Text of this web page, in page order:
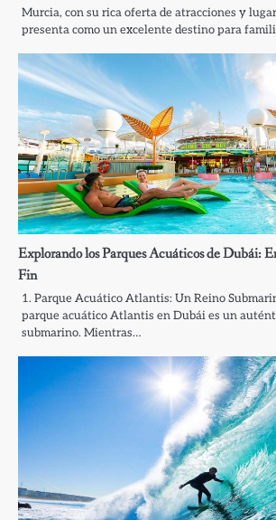
Murcia, con su rica oferta de atracciones y
presenta como un excelente destino para
Explorando los Parques Acuáticos de Dubái:
Fin
1. Parque Acuático Atlantis: Un Reino
parque acuático Atlantis en Dubái es un
submarino. Mientras…